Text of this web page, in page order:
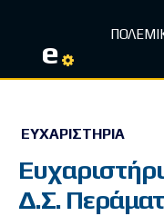
e
ΕΥΧΑΡΙΣΤΉΡΙΑ
Δ.Σ.